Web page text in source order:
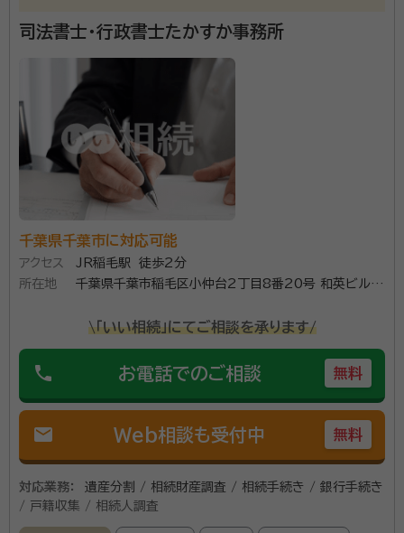
司法書士・行政書士たかすか事務所
千葉県千葉市に対応可能
アクセス
JR稲毛駅 徒歩2分
所在地
千葉県千葉市稲毛区小仲台2丁目8番20号 和英ビル3
\「いい相続」にてご相談を承ります/
phone お電話でのご相談 無料
mail Web相談も受付中 無料
対応業務：
遺産分割 / 相続財産調査 / 相続手続き / 銀行手続き
/ 戸籍収集 / 相続人調査